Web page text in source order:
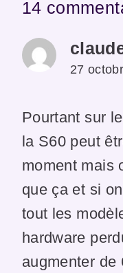
14
27
Pourtant sur
la S60 peut
moment mais
que ça et si
tout les
hardware
augmenter de